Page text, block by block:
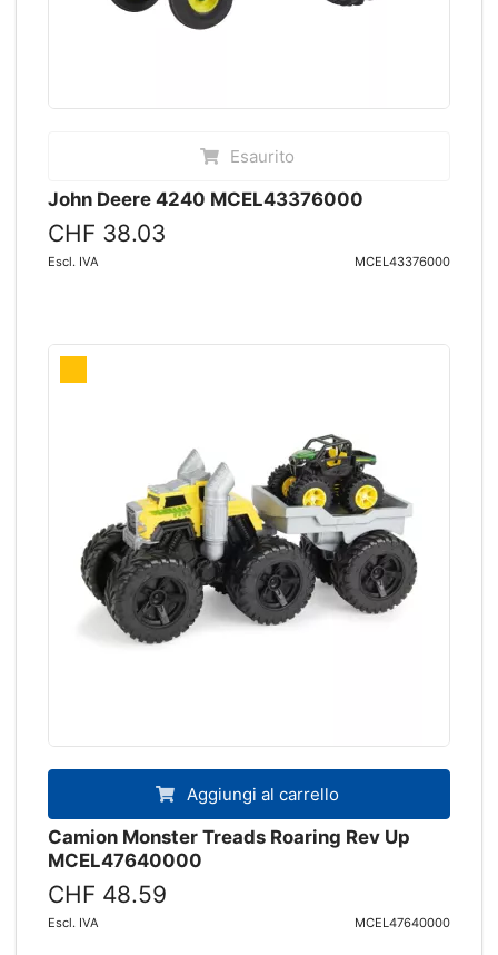
Esaurito
John Deere 4240 MCEL43376000
CHF 38.03
Escl. IVA MCEL43376000
Aggiungi al carrello
Camion Monster Treads Roaring Rev Up
MCEL47640000
CHF 48.59
Escl. IVA MCEL47640000